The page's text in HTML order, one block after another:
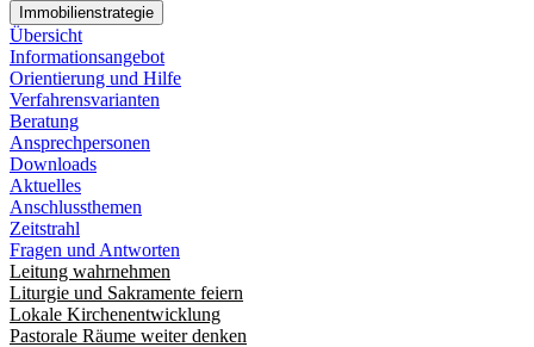
Immobilienstrategie
Übersicht
Informationsangebot
Orientierung und Hilfe
Verfahrensvarianten
Beratung
Ansprechpersonen
Downloads
Aktuelles
Anschlussthemen
Zeitstrahl
Fragen und Antworten
Leitung wahrnehmen
Liturgie und Sakramente feiern
Lokale Kirchenentwicklung
Pastorale Räume weiter denken